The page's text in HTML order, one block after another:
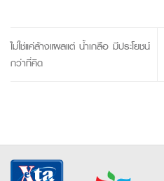
ไม่ใช่แค่ล้างแผลแต่ น้ำเกลือ มีประโยชน์
กว่าที่คิด